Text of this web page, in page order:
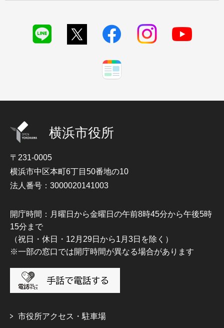
横浜市役所
〒231-0005
横浜市中区本町6丁目50番地の10
法人番号：3000020141003
開庁時間：月曜日から金曜日の午前8時45分から午後5時
15分まで
（祝日・休日・12月29日から1月3日を除く）
※一部の窓口では開庁時間が異なる場合があります
市役所アクセス・駐車場